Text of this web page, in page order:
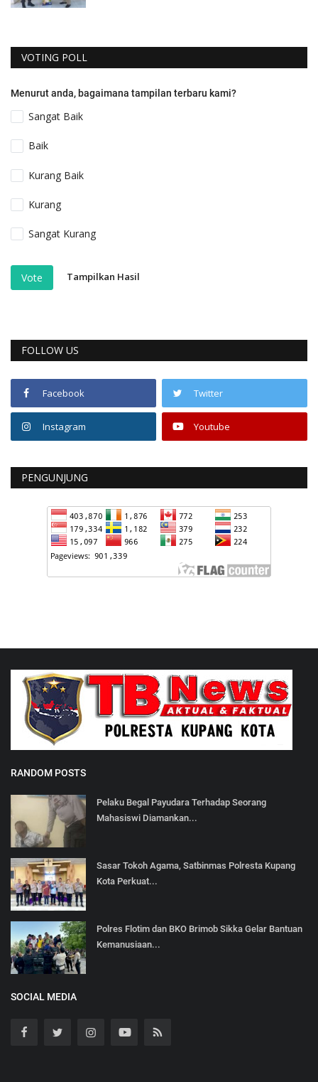
VOTING POLL
Menurut anda, bagaimana tampilan terbaru kami?
Sangat Baik
Baik
Kurang Baik
Kurang
Sangat Kurang
Vote Tampilkan Hasil
FOLLOW US
Facebook Twitter
Instagram Youtube
PENGUNJUNG
RANDOM POSTS
Pelaku Begal Payudara Terhadap Seorang
Mahasiswi Diamankan...
Sasar Tokoh Agama, Satbinmas Polresta Kupang
Kota Perkuat...
Polres Flotim dan BKO Brimob Sikka Gelar Bantuan
Kemanusiaan...
SOCIAL MEDIA